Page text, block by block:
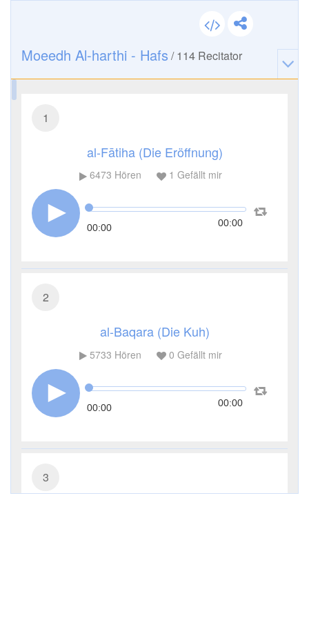
Moeedh Al-harthi - Hafs /114 Recitator
1
al-Fātiha (Die Eröffnung)
6473 Hören 1 Gefällt mir
00:00 00:00
2
al-Baqara (Die Kuh)
5733 Hören 0 Gefällt mir
00:00 00:00
3